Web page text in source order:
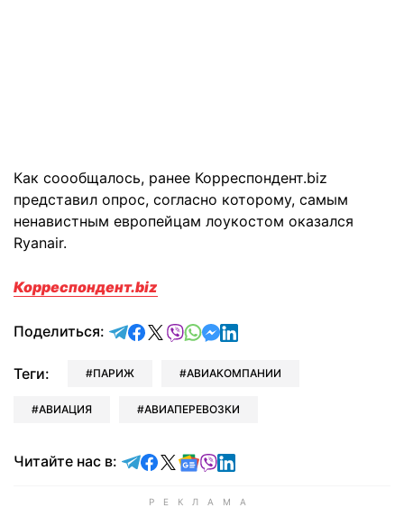
Как соообщалось, ранее Корреспондент.biz
представил опрос, согласно которому, самым
ненавистным европейцам лоукостом оказался
Ryanair.
Корреспондент.biz
Поделиться: отправить в Telegram
поделиться в Facebook
поделиться в X
отправить в Viber
отправить в Whatsapp
отправить в Messenger
отправить в LinkedIn
Теги: ПАРИЖ АВИАКОМПАНИИ
АВИАЦИЯ АВИАПЕРЕВОЗКИ
Читайте нас в: Читайте в Telegram
Читайте в Facebook
Читайте в X
Читайте в Google news
Читайте в Viber
Читайте в LinkedIn